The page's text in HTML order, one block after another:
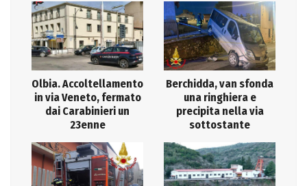
Olbia. Accoltellamento
in via Veneto, fermato
dai Carabinieri un
23enne
Berchidda, van sfonda
una ringhiera e
precipita nella via
sottostante